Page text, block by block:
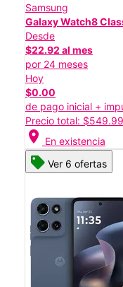
Samsung
Galaxy Watch8
Desde
$22.92 al mes
por 24 meses
Hoy
$0.00
de pago inicial +
Precio total: $549.99
location_on En existencia
Ver 6 ofertas